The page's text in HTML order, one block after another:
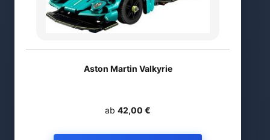
Aston Martin Valkyrie
ab 42,00 €